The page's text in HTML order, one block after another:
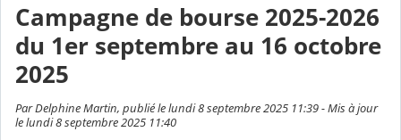
Campagne de bourse 2025-2026
du 1er septembre au 16 octobre
2025
Par Delphine Martin, publié le lundi 8 septembre 2025 11:39 - Mis à jour
le lundi 8 septembre 2025 11:40